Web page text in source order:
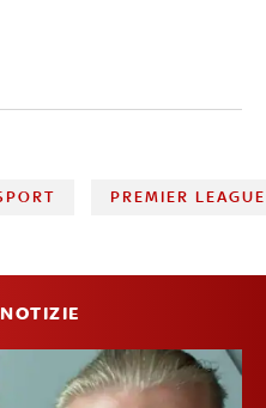
PREMIER LEAGUE